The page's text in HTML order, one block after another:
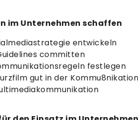
im Unternehmen schaffen
entwickeln
committen
festlegen
gut in der